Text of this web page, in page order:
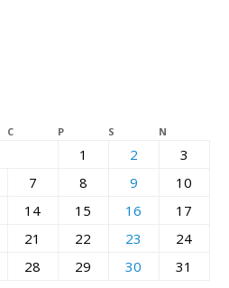
C P S N
1 2
3
7 8 9
10
14 15 16
17
21 22 23
24
28 29 30
31